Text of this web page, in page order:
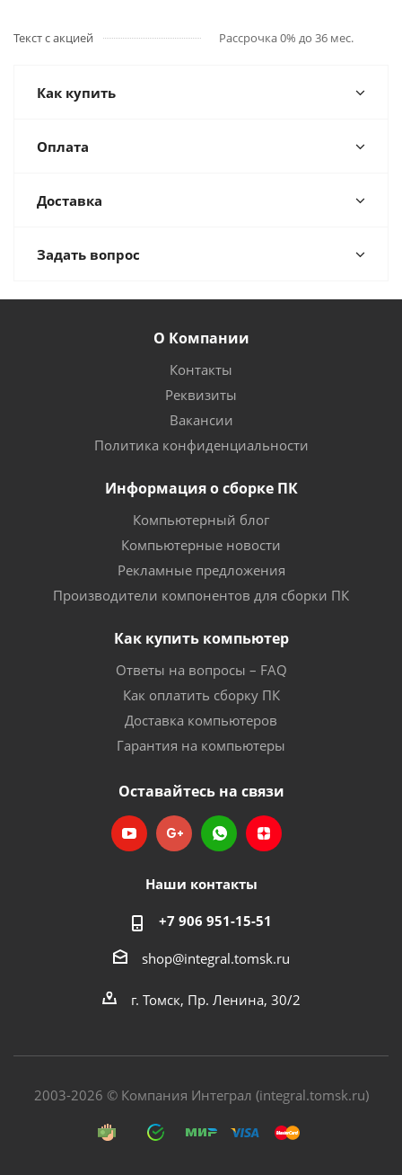
Текст с акцией Рассрочка 0% до 36 мес.
Как купить
Оплата
Доставка
Задать вопрос
О Компании
Контакты
Реквизиты
Вакансии
Политика конфиденциальности
Информация о сборке ПК
Компьютерный блог
Компьютерные новости
Рекламные предложения
Производители компонентов для сборки ПК
Как купить компьютер
Ответы на вопросы – FAQ
Как оплатить сборку ПК
Доставка компьютеров
Гарантия на компьютеры
Оставайтесь на связи
Наши контакты
+7 906 951-15-51
shop@integral.tomsk.ru
г. Томск, Пр. Ленина, 30/2
2003-2026 © Компания Интеграл (integral.tomsk.ru)